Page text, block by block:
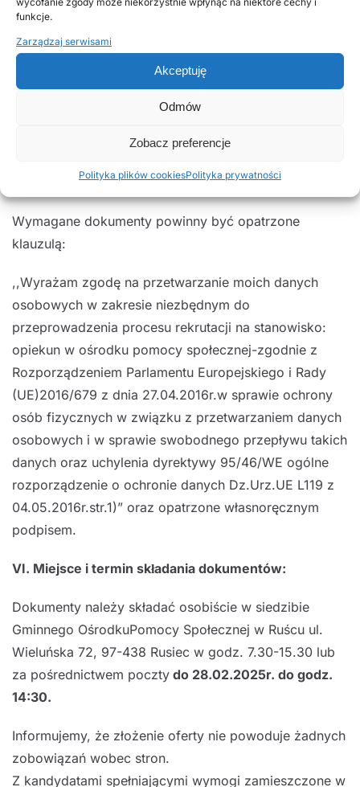
funkcje.
Zarządzaj serwisami
Akceptuję
Odmów
Zobacz preferencje
Polityka plików cookiesPolityka prywatności
lub umyślne przestępstwo skarbowe,
Opinie, referencje,
Podpisana klauzula ,, Wyrażam zgodę na
przetwarzanie moich danych osobowych
zawartych w ofercie pracy dla potrzeb rekrutacji,
zgodnie z ustawą z dnia 29.08.1997r. o ochronie
(stanowiące załącznik do niniejszego ogłoszenia).
Wymagane dokumenty powinny być opatrzone
klauzulą:
,,Wyrażam zgodę na przetwarzanie moich danych
osobowych w zakresie niezbędnym do
przeprowadzenia procesu rekrutacji na stanowisko:
opiekun w ośrodku pomocy społecznej-zgodnie z
Rozporządzeniem Parlamentu Europejskiego i Rady
(UE)2016/679 z dnia 27.04.2016r.w sprawie ochrony
osób fizycznych w związku z przetwarzaniem danych
osobowych i w sprawie swobodnego przepływu takich
danych oraz uchylenia dyrektywy 95/46/WE ogólne
rozporządzenie o ochronie danych Dz.Urz.UE L119 z
04.05.2016r.str.1)” oraz opatrzone własnoręcznym
podpisem.
VI. Miejsce i termin składania dokumentów:
Dokumenty należy składać osobiście w siedzibie
Gminnego OśrodkuPomocy Społecznej w Ruścu ul.
Wieluńska 72, 97-438 Rusiec w godz. 7.30-15.30 lub
za pośrednictwem poczty do 28.02.2025r. do godz.
14:30.
Informujemy, że złożenie oferty nie powoduje żadnych
zobowiązań wobec stron.
Z kandydatami spełniającymi wymogi zamieszczone w